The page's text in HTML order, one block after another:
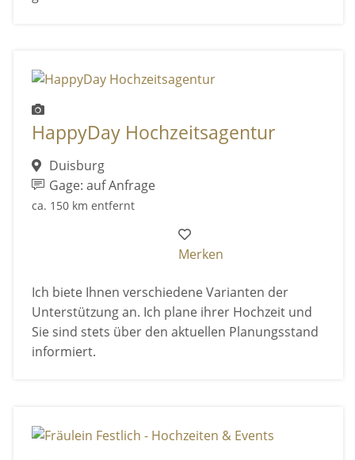
HappyDay Hochzeitsagentur
Duisburg
Gage: auf Anfrage
ca. 150 km entfernt
Merken
Ich biete Ihnen verschiedene Varianten der
Unterstützung an. Ich plane ihrer Hochzeit und
Sie sind stets über den aktuellen Planungsstand
informiert.